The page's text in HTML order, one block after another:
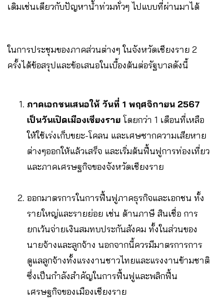
เดิมเช่นเดียวกับปัญหาน้ำท่วมทั่วๆ ไปแบบที่ผ่านมาได้
ในการประชุมของภาคส่วนต่างๆ ในจังหวัดเชียงราย 2
ครั้งได้ข้อสรุปและข้อเสนอในเบื้องต้นต่อรัฐบาลดังนี้
ภาคเอกชนเสนอให้ วันที่ 1 พฤศจิกายน 2567
เป็นวันเปิดเมืองเชียงรายโดยกว่า 1 เดือนที่เหลือ
ให้ใช้เร่งเก็บขยะ-โคลน และเศษซากความเสียหาย
ต่างๆออกให้แล้วเสร็จ และเริ่มต้นฟื้นฟูการท่องเที่ยว
และภาคเศรษฐกิจของจังหวัดเชียงราย
ออกมาตรการในการฟื้นฟูภาคธุรกิจและเอกชน ทั้ง
รายใหญ่และรายย่อย เช่น ด้านภาษี สินเชื่อ การ
ยกเว้นจ่ายเงินสมทบประกันสังคม ทั้งในส่วนของ
นายจ้างและลูกจ้าง นอกจากนี้ควรมีมาตรการการ
ดูแลลูกจ้างทั้งแรงงานชาวไทยและแรงงานข้ามชาติ
ซึ่งเป็นกำลังสำคัญในการฟื้นฟูและพลิกฟื้น
เศรษฐกิจของเมืองเชียงราย